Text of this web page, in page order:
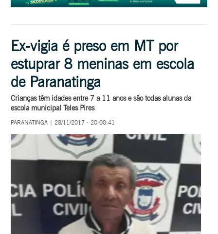
Ex-vigia é preso em MT por
estuprar 8 meninas em escola
de Paranatinga
Crianças têm idades entre 7 a 11 anos e são todas alunas da
escola municipal Teles Pires
PARANATINGA | 28/11/2017 - 20:00:41